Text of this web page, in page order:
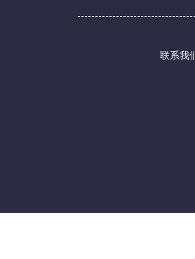
联系我